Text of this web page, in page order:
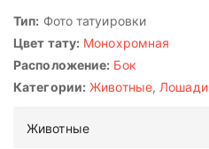
Тип: Фото татуировки
Цвет тату: Монохромная
Расположение: Бок
Категории: Животные, Лошади
Животные